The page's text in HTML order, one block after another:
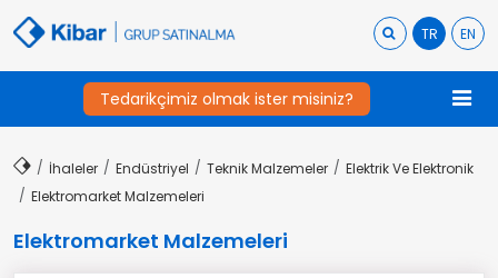
TR EN
Tedarikçimiz olmak ister misiniz?
İhaleler Endüstriyel Teknik Malzemeler
Elektrik Ve Elektronik
Elektromarket Malzemeleri
Elektromarket Malzemeleri